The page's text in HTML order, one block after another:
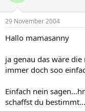
29 November 2004
Hallo mamasanny
ja genau das wäre
immer doch soo
Einfach nein
schaffst du bestimmt...